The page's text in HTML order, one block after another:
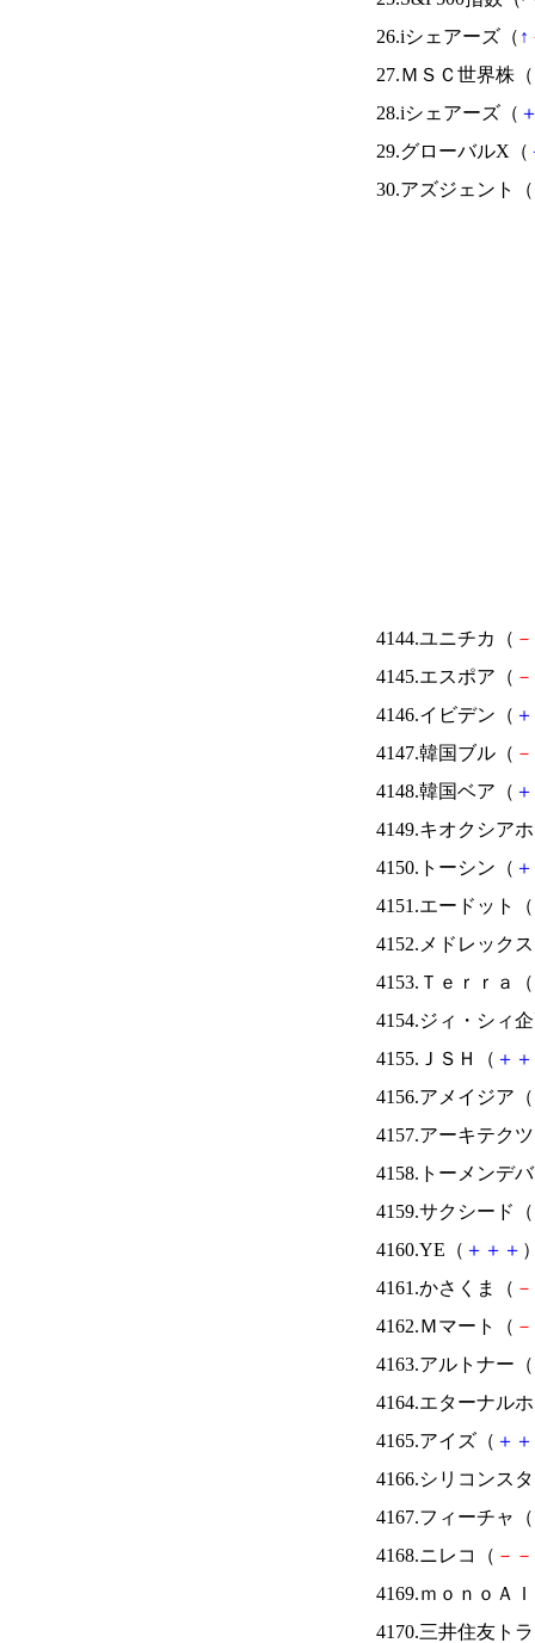
26.iシェアーズ（ ↑
27.ＭＳＣ世界株（
28.iシェアーズ（
29.グローバルX（
30.アズジェント（
4144.ユニチカ（ －
4145.エスポア（ －
4146.イビデン（ ＋
4147.韓国ブル（ －
4148.韓国ベア（ ＋
4149.キオクシア
4150.トーシン（ ＋
4151.エードット（
4152.メドレック
4153.Ｔｅｒｒａ（
4154.ジィ・シィ
4155.ＪＳＨ（ ＋ ＋
4156.アメイジア（
4157.アーキテク
4158.トーメンデ
4159.サクシード（
4160.YE（ ＋ ＋ ＋
4161.かさくま（ －
4162.Ｍマート（ －
4163.アルトナー（
4164.エターナル
4165.アイズ（ ＋ ＋
4166.シリコンス
4167.フィーチャ（
4168.ニレコ（ － －
4169.ｍｏｎｏＡ
4170.三井住友ト